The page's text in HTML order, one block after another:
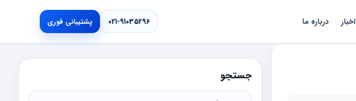
اخبار درباره ما 021-91035296 پشتیبانی فوری
جستجو